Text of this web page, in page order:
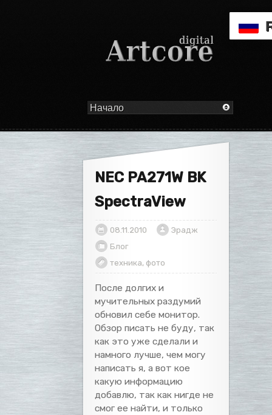
NEC PA271W BK
SpectraView
08.11.2010
Эрадж
Блог
техника, фото
После долгих и
мучительных раздумий
обновил себе монитор.
Обзор писать не буду, так
как это уже сделали и
намного лучше, чем могу
написать я, а вот кое
какую информацию
добавлю, так как нигде не
смог ее найти, и только